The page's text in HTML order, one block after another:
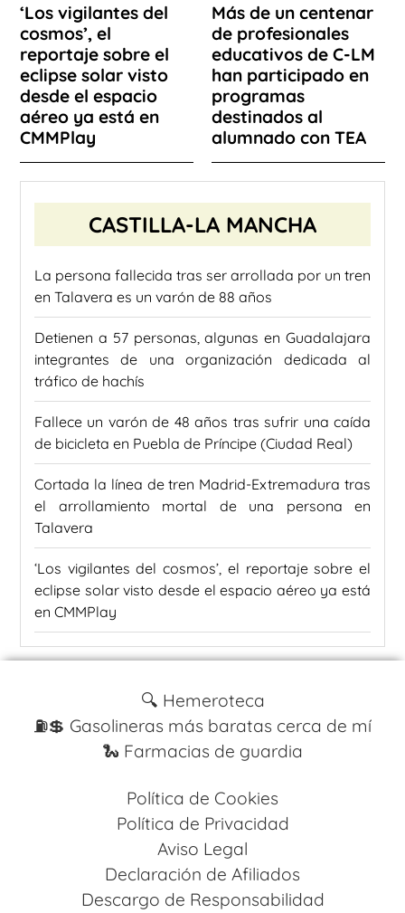
‘Los vigilantes del
cosmos’, el
reportaje sobre el
eclipse solar visto
desde el espacio
aéreo ya está en
CMMPlay
Más de un centenar
de profesionales
educativos de C-LM
han participado en
programas
destinados al
alumnado con TEA
CASTILLA-LA MANCHA
La persona fallecida tras ser arrollada por un tren
en Talavera es un varón de 88 años
Detienen a 57 personas, algunas en Guadalajara
integrantes de una organización dedicada al
tráfico de hachís
Fallece un varón de 48 años tras sufrir una caída
de bicicleta en Puebla de Príncipe (Ciudad Real)
Cortada la línea de tren Madrid-Extremadura tras
el arrollamiento mortal de una persona en
Talavera
‘Los vigilantes del cosmos’, el reportaje sobre el
eclipse solar visto desde el espacio aéreo ya está
en CMMPlay
🔍 Hemeroteca
⛽️💲 Gasolineras más baratas cerca de mí
🐍 Farmacias de guardia
Política de Cookies
Política de Privacidad
Aviso Legal
Declaración de Afiliados
Descargo de Responsabilidad